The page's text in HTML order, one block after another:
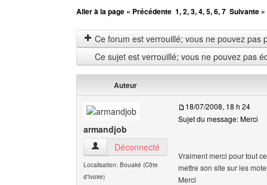
Aller à la page « Précédente 1,2,3,4,5,6,7 Suivante »
Ce forum est verrouillé; vous ne pouvez pas
Ce sujet est verrouillé; vous ne pouvez pas
Auteur
armandjob
armandjob Voir le profil de l'utilisateur
Déconnecté
Localisation: Bouaké (Côte
d'Ivoire)
18/07/2008, 18 h 24
Sujet du message: Merci
Vraiment merci pour tout
mettre son site sur les
Merci